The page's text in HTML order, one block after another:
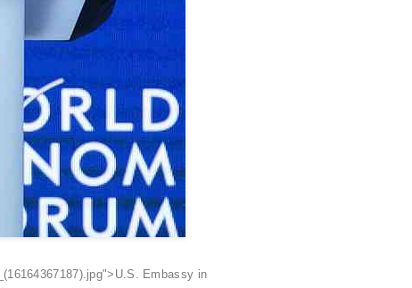
Embassy in